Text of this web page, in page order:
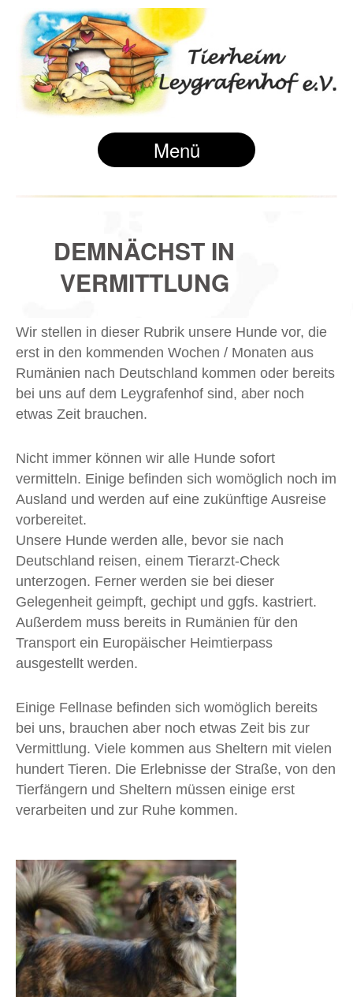
Menü
DEMNÄCHST IN
VERMITTLUNG
Wir stellen in dieser Rubrik unsere Hunde vor, die
erst in den kommenden Wochen / Monaten aus
Rumänien nach Deutschland kommen oder bereits
bei uns auf dem Leygrafenhof sind, aber noch
etwas Zeit brauchen.
Nicht immer können wir alle Hunde sofort
vermitteln. Einige befinden sich womöglich noch im
Ausland und werden auf eine zukünftige Ausreise
vorbereitet.
Unsere Hunde werden alle, bevor sie nach
Deutschland reisen, einem Tierarzt-Check
unterzogen. Ferner werden sie bei dieser
Gelegenheit geimpft, gechipt und ggfs. kastriert.
Außerdem muss bereits in Rumänien für den
Transport ein Europäischer Heimtierpass
ausgestellt werden.
Einige Fellnase befinden sich womöglich bereits
bei uns, brauchen aber noch etwas Zeit bis zur
Vermittlung. Viele kommen aus Sheltern mit vielen
hundert Tieren. Die Erlebnisse der Straße, von den
Tierfängern und Sheltern müssen einige erst
verarbeiten und zur Ruhe kommen.